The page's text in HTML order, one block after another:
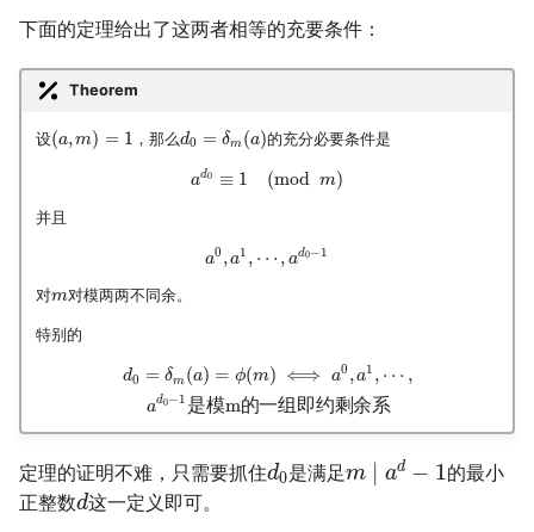
下面的定理给出了这两者相等的充要条件：
Theorem
设(a,m) = 1 ，那么d0 = δm (a)的充分必要条件是
ad0 ≡ 1 (mod m)
并且
a0 ,a1 , ⋯ , ad0−1
对m对模两两不同余。
特别的
d0 = δm (a) = ϕ(m) ⟺ a0 ,a1 , ⋯ ,
ad0−1 是模m的一组 即约剩余系
定理的证明不难，只需要抓住d0是满足m ∣ ad − 1的最小
正整数d这一定义即可。